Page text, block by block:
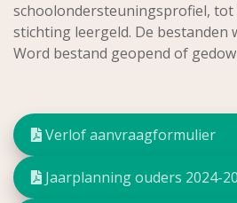
schoolondersteuningsprofiel,
stichting leergeld. De bestanden
Word bestand geopend of
Verlof aanvraagformulier
Jaarplanning ouders 2024-